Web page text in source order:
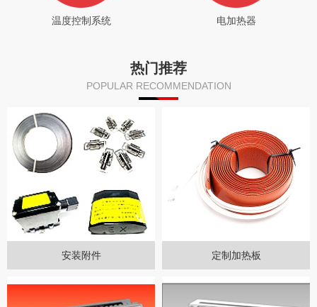
温度控制系统 电加热器
热门推荐
POPULAR RECOMMENDATION
安装附件 定制加热板